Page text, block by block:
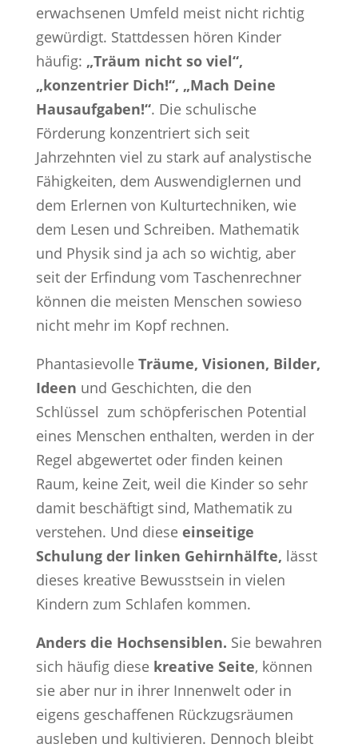
erwachsenen Umfeld meist nicht richtig
gewürdigt. Stattdessen hören Kinder
häufig: „Träum nicht so viel“,
„konzentrier Dich!“, „Mach Deine
Hausaufgaben!“. Die schulische
Förderung konzentriert sich seit
Jahrzehnten viel zu stark auf analystische
Fähigkeiten, dem Auswendiglernen und
dem Erlernen von Kulturtechniken, wie
dem Lesen und Schreiben. Mathematik
und Physik sind ja ach so wichtig, aber
seit der Erfindung vom Taschenrechner
können die meisten Menschen sowieso
nicht mehr im Kopf rechnen.
Phantasievolle Träume, Visionen, Bilder,
Ideen und Geschichten, die den
Schlüssel zum schöpferischen Potential
eines Menschen enthalten, werden in der
Regel abgewertet oder finden keinen
Raum, keine Zeit, weil die Kinder so sehr
damit beschäftigt sind, Mathematik zu
verstehen. Und dieseeinseitige
Schulung der linken Gehirnhälfte, lässt
dieses kreative Bewusstsein in vielen
Kindern zum Schlafen kommen.
Anders die Hochsensiblen. Sie bewahren
sich häufig diesekreative Seite, können
sie aber nur in ihrer Innenwelt oder in
eigens geschaffenen Rückzugsräumen
ausleben und kultivieren. Dennoch bleibt